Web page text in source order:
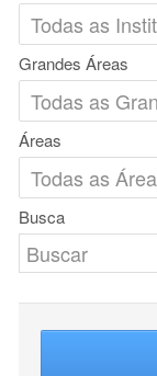
Grandes Áreas
Áreas
Busca